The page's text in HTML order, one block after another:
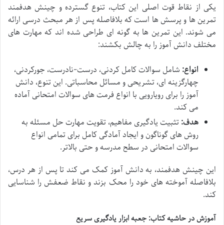
یکی از نقاط قوت اصلی این کتاب، تنوع گسترده و چینش هدفمند
تمرین ها و پرسش ها است که بلافاصله پس از هر مبحث درسی ارائه
می شوند. این تمرین ها به گونه ای طراحی شده اند که مهارت های
مختلف دانش آموز را به چالش بکشند:
انواع: شامل سوالات کامل کردنی، درست-نادرست، جورکردنی،
چهارگزینه ای، تشریحی و مسائل محاسباتی. این تنوع، دانش
آموز را برای رویارویی با انواع فرمت های سوالات امتحانی آماده
می کند.
هدف:تثبیت یادگیری مفاهیم، تقویت مهارت حل مسئله به
روش های گوناگون و ایجاد آمادگی کامل برای تمامی انواع
سوالات امتحانی در سطح مدرسه و حتی بالاتر.
این چینش هدفمند، به دانش آموز کمک می کند تا پس از هر درس،
بلافاصله آموخته های خود را محک بزند و نقاط ضعفش را شناسایی
کند.
آموزش در حاشیه کتاب: جعبه ابزار یادگیری سریع